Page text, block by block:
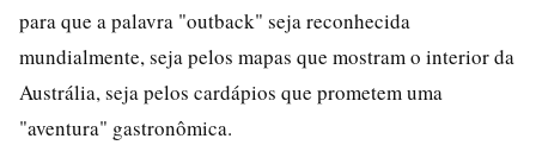
para que a palavra "outback" seja reconhecida
mundialmente, seja pelos mapas que mostram o interior da
Austrália, seja pelos cardápios que prometem uma
"aventura" gastronômica.